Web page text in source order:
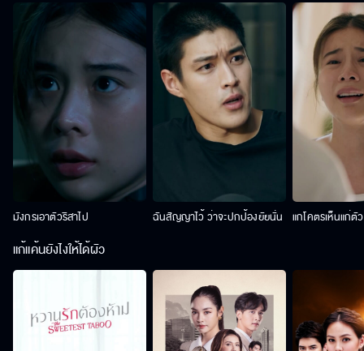
มังกรเอาตัวริสาไป ฉันสัญญาไว้ ว่าจะปกป้องยัยนั่น แกโคตรเห็นแก่ตั
แก้แค้นยังไงให้ได้ผัว